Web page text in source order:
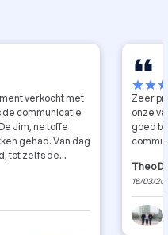
verkocht met
de communicatie
Jim, ne toffe
gehad. Van dag
tot zelfs de
maar als ne
zowizo met
natuurlijk de
starstar
Zeer
onze
goed
Theo
16/03/